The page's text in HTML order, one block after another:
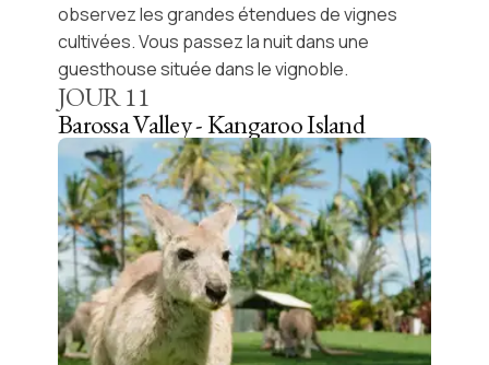
observez les grandes étendues de vignes
cultivées. Vous passez la nuit dans une
guesthouse située dans le vignoble.
JOUR11
Barossa Valley - Kangaroo Island